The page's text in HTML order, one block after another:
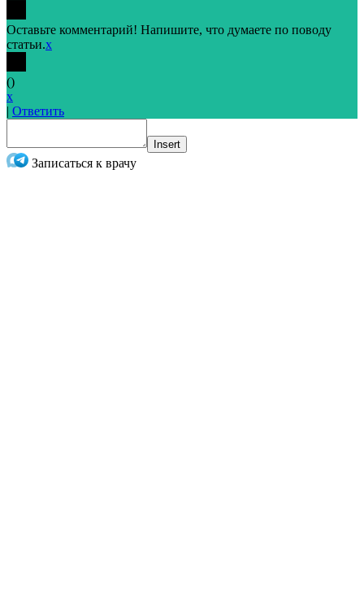
Оставьте комментарий! Напишите, что думаете по поводу
статьи.x
()
x
| Ответить
Insert
Записаться к врачу